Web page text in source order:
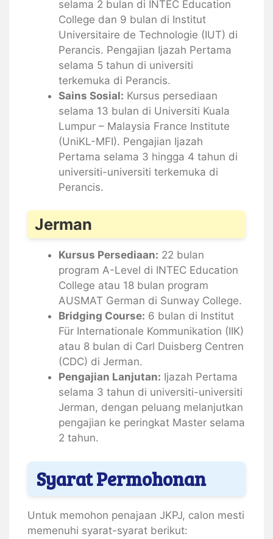
selama 2 bulan di INTEC Education
College dan 9 bulan di Institut
Universitaire de Technologie (IUT) di
Perancis. Pengajian Ijazah Pertama
selama 5 tahun di universiti
terkemuka di Perancis.
Sains Sosial: Kursus persediaan
selama 13 bulan di Universiti Kuala
Lumpur – Malaysia France Institute
(UniKL-MFI). Pengajian Ijazah
Pertama selama 3 hingga 4 tahun di
universiti-universiti terkemuka di
Perancis.
Jerman
Kursus Persediaan: 22 bulan
program A-Level di INTEC Education
College atau 18 bulan program
AUSMAT German di Sunway College.
Bridging Course: 6 bulan di Institut
Für Internationale Kommunikation (IIK)
atau 8 bulan di Carl Duisberg Centren
(CDC) di Jerman.
Pengajian Lanjutan: Ijazah Pertama
selama 3 tahun di universiti-universiti
Jerman, dengan peluang melanjutkan
pengajian ke peringkat Master selama
2 tahun.
Syarat Permohonan
Untuk memohon penajaan JKPJ, calon mesti
memenuhi syarat-syarat berikut: